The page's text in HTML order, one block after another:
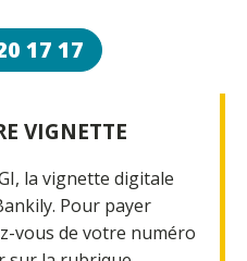
17 17
VIGNETTE
la vignette digitale
Pour payer
vous de votre numéro